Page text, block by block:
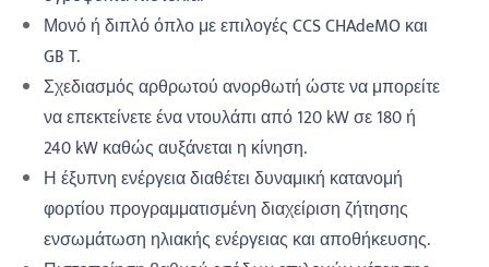
Μονό ή διπλό όπλο με επιλογές CCS CHAdeMO και
GB T.
Σχεδιασμός αρθρωτού ανορθωτή ώστε να μπορείτε
να επεκτείνετε ένα ντουλάπι από 120 kW σε 180 ή
240 kW καθώς αυξάνεται η κίνηση.
Η έξυπνη ενέργεια διαθέτει δυναμική κατανομή
φορτίου προγραμματισμένη διαχείριση ζήτησης
ενσωμάτωση ηλιακής ενέργειας και αποθήκευσης.